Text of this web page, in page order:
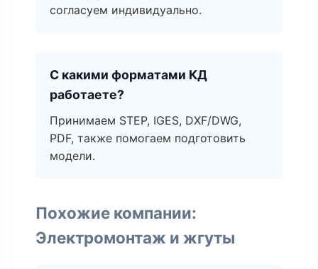
согласуем индивидуально.
С какими форматами КД
работаете?
Принимаем STEP, IGES, DXF/DWG,
PDF, также помогаем подготовить
модели.
Похожие компании:
Электромонтаж и жгуты